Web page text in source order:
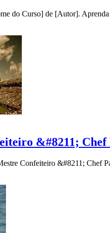
do Curso] de [Autor].
&#8211; Chef
Confeiteiro &#8211; Chef